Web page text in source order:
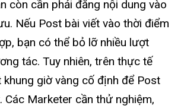
còn cần phải đăng nội dung vào
Nếu Post bài viết vào thời điểm
bạn có thể bỏ lỡ nhiều lượt
tác. Tuy nhiên, trên thực tế
khung giờ vàng cố định để Post
Các Marketer cần thử nghiệm,